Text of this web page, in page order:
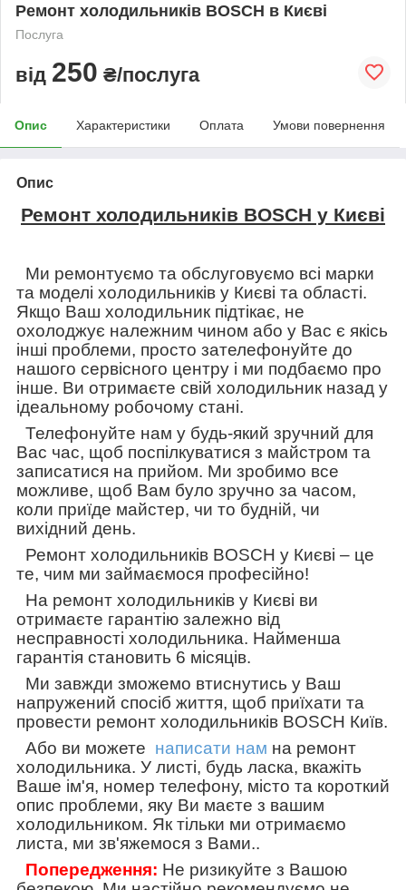
Ремонт холодильників BOSCH в Києві
Послуга
від 250 ₴/послуга
Опис Характеристики Оплата Умови повернення
Опис
Ремонт холодильників BOSCH у Києві
Ми ремонтуємо та обслуговуємо всі марки
та моделі холодильників у Києві та області.
Якщо Ваш холодильник підтікає, не
охолоджує належним чином або у Вас є якісь
інші проблеми, просто зателефонуйте до
нашого сервісного центру і ми подбаємо про
інше. Ви отримаєте свій холодильник назад у
ідеальному робочому стані.
Телефонуйте нам у будь-який зручний для
Вас час, щоб поспілкуватися з майстром та
записатися на прийом. Ми зробимо все
можливе, щоб Вам було зручно за часом,
коли приїде майстер, чи то будній, чи
вихідний день.
Ремонт холодильників BOSCH у Києві – це
те, чим ми займаємося професійно!
На ремонт холодильників у Києві ви
отримаєте гарантію залежно від
несправності холодильника. Найменша
гарантія становить 6 місяців.
Ми завжди зможемо втиснутись у Ваш
напружений спосіб життя, щоб приїхати та
провести ремонт холодильників BOSCH Київ.
Або ви можете написати нам на ремонт
холодильника. У листі, будь ласка, вкажіть
Ваше ім'я, номер телефону, місто та короткий
опис проблеми, яку Ви маєте з вашим
холодильником. Як тільки ми отримаємо
листа, ми зв'яжемося з Вами..
Попередження: Не ризикуйте з Вашою